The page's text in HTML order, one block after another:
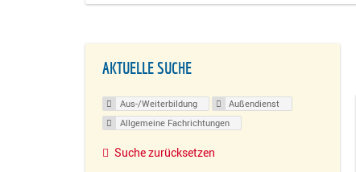
AKTUELLE SUCHE
Aus-/Weiterbildung
Außendienst
Allgemeine Fachrichtungen
Suche zurücksetzen